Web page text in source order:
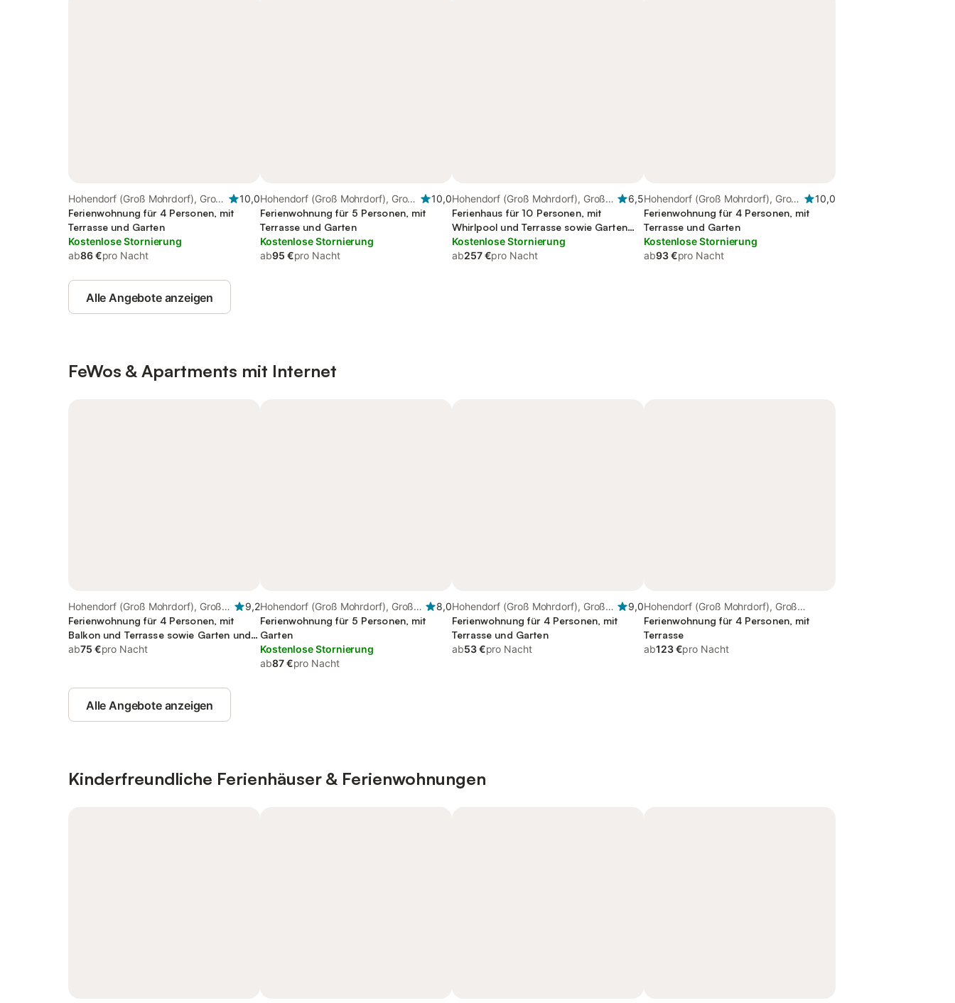
Hohendorf (Groß Mohrdorf), Groß
Mohrdorf
10,0
Ferienwohnung für 4 Personen, mit
Terrasse und Garten
Kostenlose Stornierung
ab86 €pro Nacht
Hohendorf (Groß Mohrdorf), Groß
Mohrdorf
10,0
Ferienwohnung für 5 Personen, mit
Terrasse und Garten
Kostenlose Stornierung
ab95 €pro Nacht
Hohendorf (Groß Mohrdorf), Groß
Mohrdorf
6,5
Ferienhaus für 10 Personen, mit
Whirlpool und Terrasse sowie Garten
und Pool
Kostenlose Stornierung
ab257 €pro Nacht
Hohendorf (Groß Mohrdorf), Groß
Mohrdorf
10,0
Ferienwohnung für 4 Personen, mit
Terrasse und Garten
Kostenlose Stornierung
ab93 €pro Nacht
Alle Angebote anzeigen
FeWos & Apartments mit Internet
Hohendorf (Groß Mohrdorf), Groß
Mohrdorf
9,2
Ferienwohnung für 4 Personen, mit
Balkon und Terrasse sowie Garten und
Seeblick
ab75 €pro Nacht
Hohendorf (Groß Mohrdorf), Groß
Mohrdorf
8,0
Ferienwohnung für 5 Personen, mit
Garten
Kostenlose Stornierung
ab87 €pro Nacht
Hohendorf (Groß Mohrdorf), Groß
Mohrdorf
9,0
Ferienwohnung für 4 Personen, mit
Terrasse und Garten
ab53 €pro Nacht
Hohendorf (Groß Mohrdorf), Groß
Mohrdorf
Ferienwohnung für 4 Personen, mit
Terrasse
ab123 €pro Nacht
Alle Angebote anzeigen
Kinderfreundliche Ferienhäuser & Ferienwohnungen